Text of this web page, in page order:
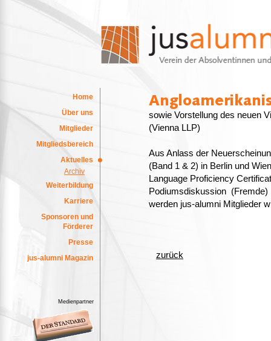
Home
Über uns
Mitglieder
Mitgliedsbereich
Aktuelles
Archiv
Weiterbildung
Karriere
Sponsoren und
Förderer
Presse
jus-alumni Magazin
Medienpartner
sowie Vorstellung des neuen
(Vienna LLP)
Aus Anlass der
(Band 1 & 2) in Berlin und
Language Proficiency
Podiumsdiskussion (Fremde)
werden jus-alumni Mitglieder
zurück